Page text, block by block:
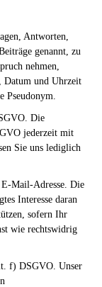
Antworten,
genannt, zu
nehmen,
Datum und Uhrzeit
Pseudonym.
Die
jederzeit mit
Sie uns lediglich
Mail-Adresse. Die
Interesse daran
sofern Ihr
wie rechtswidrig
f) DSGVO. Unser